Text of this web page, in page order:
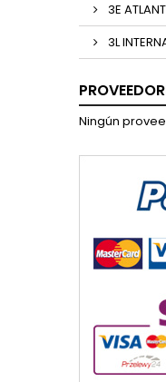
3E
3L
Ningún